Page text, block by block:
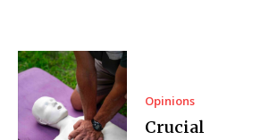
Opinions
Crucial